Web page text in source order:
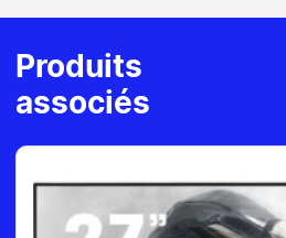
Produits
associés